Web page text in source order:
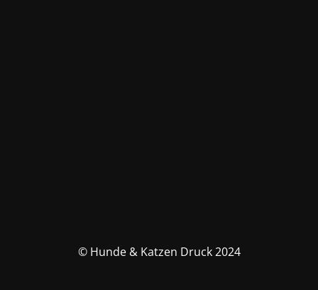
© Hunde & Katzen Druck 2024